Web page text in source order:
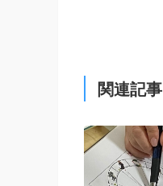
関連記事